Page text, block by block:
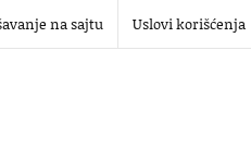
na sajtu Uslovi korišćenja